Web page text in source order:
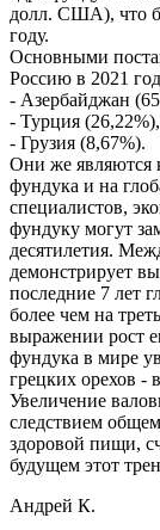
долл. США), что
году.
Основными
Россию в 2021
- Азербайджан
- Турция (26,22%),
- Грузия (8,67%).
Они же являются
фундука и на
специалистов,
фундуку могут
десятилетия.
демонстрирует
последние 7 лет
более чем на
выражении рост
фундука в мире
грецких орехов -
Увеличение
следствием
здоровой пищи,
будущем этот
Андрей К.